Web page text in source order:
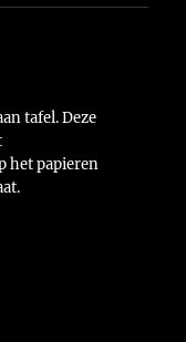
tafel. Deze
het papieren